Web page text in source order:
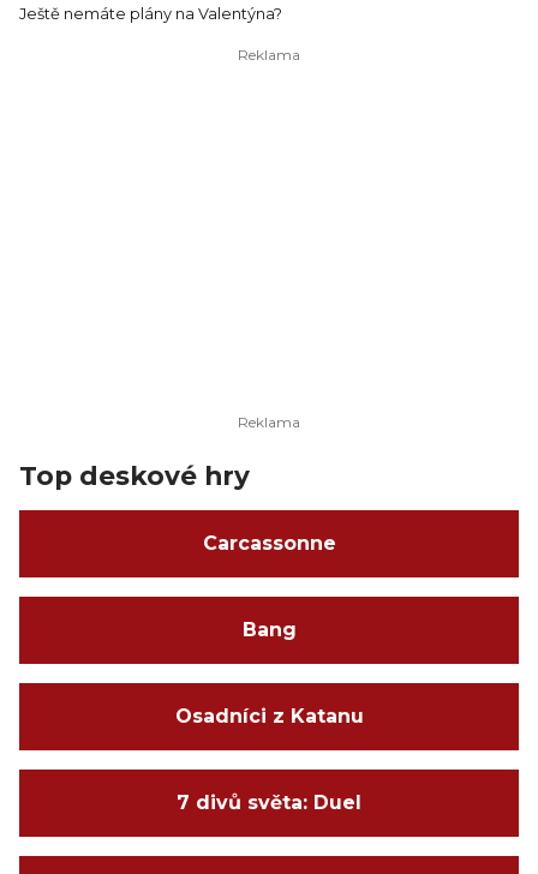
Ještě nemáte plány na Valentýna?
Top deskové hry
Carcassonne
Bang
Osadníci z Katanu
7 divů světa: Duel